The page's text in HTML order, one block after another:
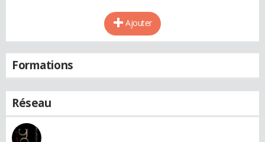
Ajouter
Formations
Réseau